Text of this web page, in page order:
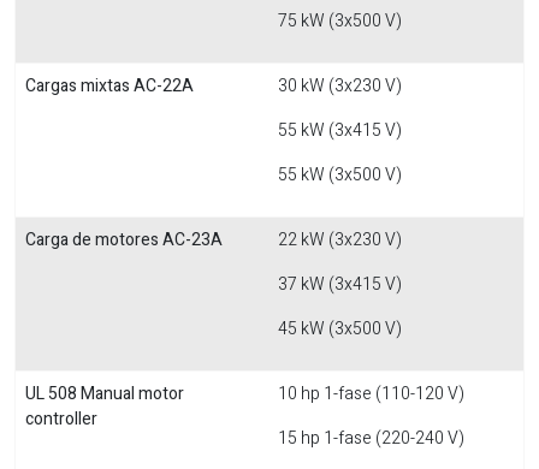
75 kW (3x500 V)
Cargas mixtas AC-22A
30 kW (3x230 V)
55 kW (3x415 V)
55 kW (3x500 V)
Carga de motores AC-23A
22 kW (3x230 V)
37 kW (3x415 V)
45 kW (3x500 V)
UL 508 Manual motor
controller
10 hp 1-fase (110-120 V)
15 hp 1-fase (220-240 V)